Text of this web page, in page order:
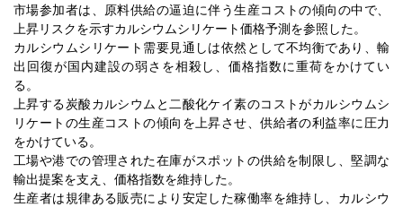
市場参加者は、原料供給の逼迫に伴う生産コストの傾向の中で、
上昇リスクを示すカルシウムシリケート価格予測を参照した。
カルシウムシリケート需要見通しは依然として不均衡であり、輸
出回復が国内建設の弱さを相殺し、価格指数に重荷をかけてい
る。
上昇する炭酸カルシウムと二酸化ケイ素のコストがカルシウムシ
リケートの生産コストの傾向を上昇させ、供給者の利益率に圧力
をかけている。
工場や港での管理された在庫がスポットの供給を制限し、堅調な
輸出提案を支え、価格指数を維持した。
生産者は規律ある販売により安定した稼働率を維持し、カルシウ